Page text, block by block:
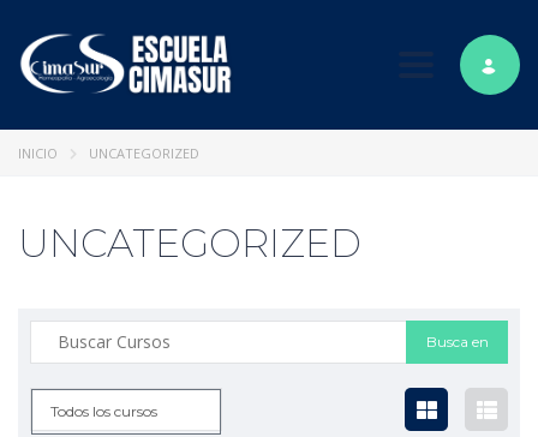
Toggle
INICIO UNCATEGORIZED
UNCATEGORIZED
Todos los cursos